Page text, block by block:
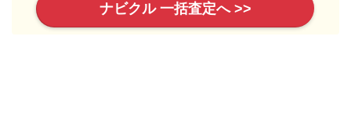
ナビクル 一括査定へ >>